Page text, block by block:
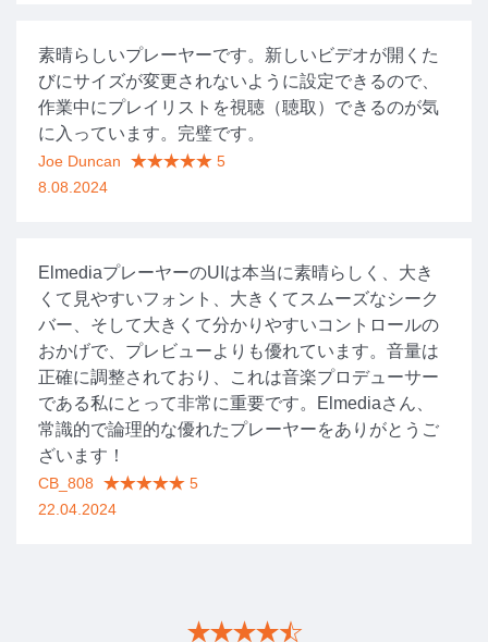
素晴らしいプレーヤーです。新しいビデオが開くた
びにサイズが変更されないように設定できるので、
作業中にプレイリストを視聴（聴取）できるのが気
に入っています。完璧です。
Joe Duncan
5
8.08.2024
ElmediaプレーヤーのUIは本当に素晴らしく、大き
くて見やすいフォント、大きくてスムーズなシーク
バー、そして大きくて分かりやすいコントロールの
おかげで、プレビューよりも優れています。音量は
正確に調整されており、これは音楽プロデューサー
である私にとって非常に重要です。Elmediaさん、
常識的で論理的な優れたプレーヤーをありがとうご
ざいます！
CB_808
5
22.04.2024